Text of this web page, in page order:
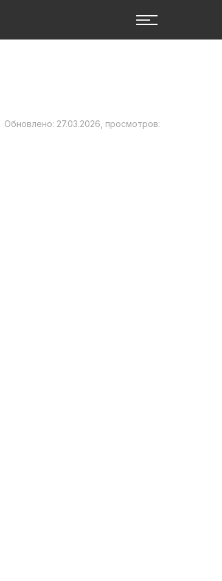
Обновлено: 27.03.2026, просмотров: